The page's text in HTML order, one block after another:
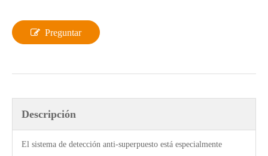
Preguntar
Descripción
El sistema de detección anti-superpuesto está especialmente